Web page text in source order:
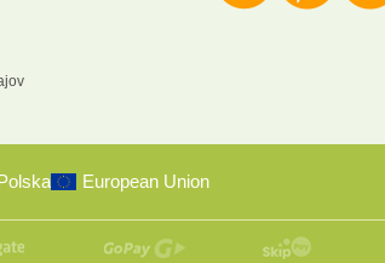
Polska European Union